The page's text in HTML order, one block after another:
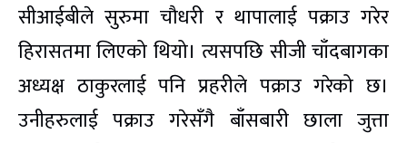
सीआईबीले सुरुमा चौधरी र थापालाई पक्राउ गरेर
हिरासतमा लिएको थियो। त्यसपछि सीजी चाँदबागका
अध्यक्ष ठाकुरलाई पनि प्रहरीले पक्राउ गरेको छ।
उनीहरुलाई पक्राउ गरेसँगै बाँसबारी छाला जुत्ता